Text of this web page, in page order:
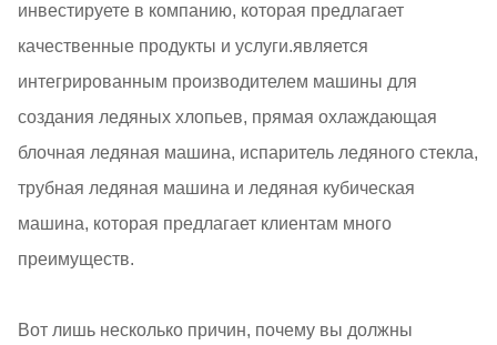
инвестируете в компанию, которая предлагает
качественные продукты и услуги.является
интегрированным производителем машины для
создания ледяных хлопьев, прямая охлаждающая
блочная ледяная машина, испаритель ледяного стекла,
трубная ледяная машина и ледяная кубическая
машина, которая предлагает клиентам много
преимуществ.
Вот лишь несколько причин, почему вы должны